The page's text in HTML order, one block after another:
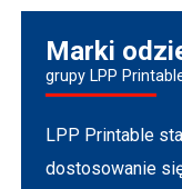
Marki
grupy LPP
LPP Printable
dostosowanie